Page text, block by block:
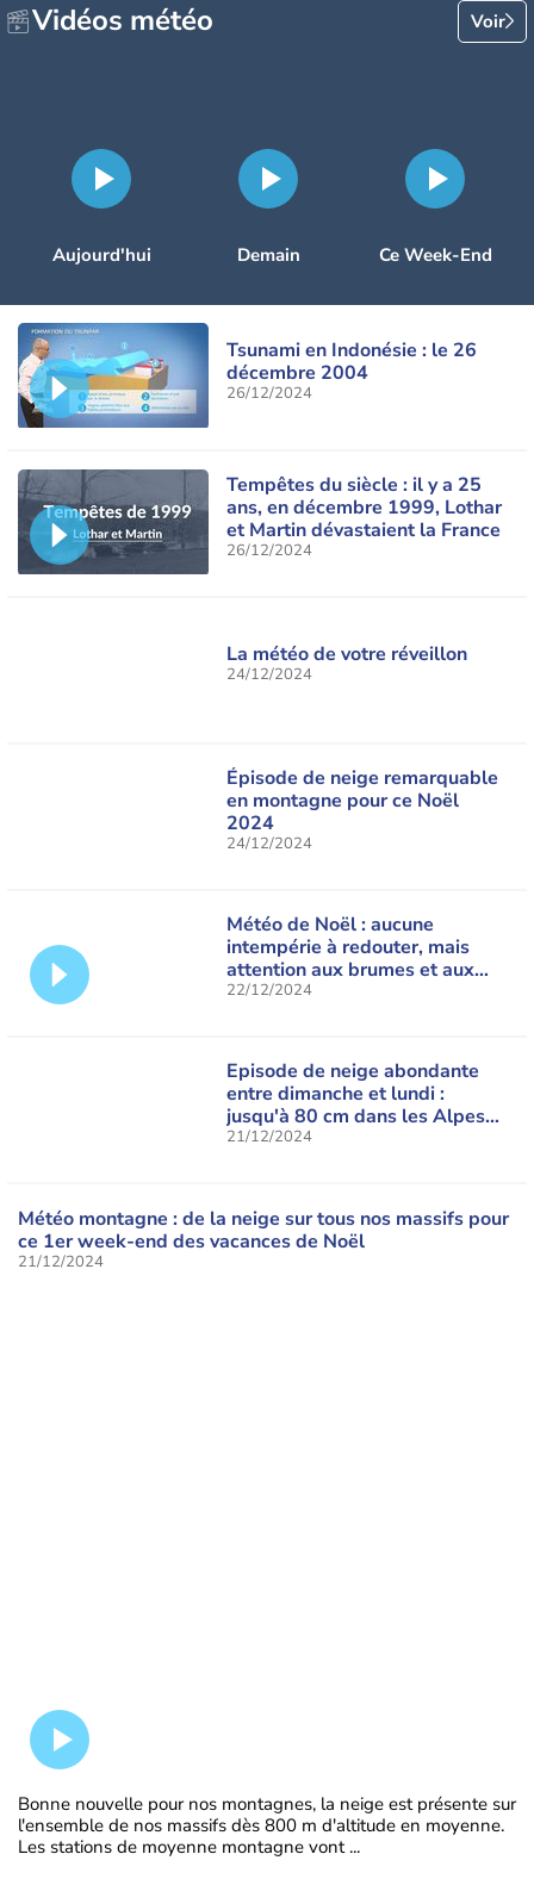
Vidéos météo Voir
Aujourd'hui Demain Ce Week-End
Tsunami en Indonésie : le 26
décembre 2004
26/12/2024
Tempêtes du siècle : il y a 25
ans, en décembre 1999, Lothar
et Martin dévastaient la France
26/12/2024
La météo de votre réveillon
24/12/2024
Épisode de neige remarquable
en montagne pour ce Noël
2024
24/12/2024
Météo de Noël : aucune
intempérie à redouter, mais
attention aux brumes et aux
brouillards
22/12/2024
Episode de neige abondante
entre dimanche et lundi :
jusqu'à 80 cm dans les Alpes
du Nord
21/12/2024
Météo montagne : de la neige sur tous nos massifs pour
ce 1er week-end des vacances de Noël
21/12/2024
Bonne nouvelle pour nos montagnes, la neige est présente sur
l'ensemble de nos massifs dès 800 m d'altitude en moyenne.
Les stations de moyenne montagne vont ...